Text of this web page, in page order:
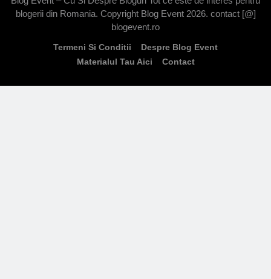
blogerii din Romania. Copyright Blog Event 2026. contact [@]
blogevent.ro
Termeni Si Conditii
Despre Blog Event
Materialul Tau Aici
Contact